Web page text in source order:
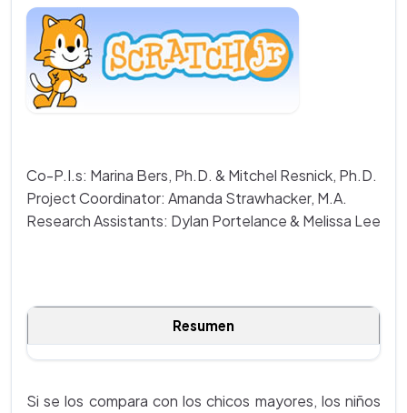
Co-P.I.s: Marina Bers, Ph.D. & Mitchel Resnick, Ph.D.
Project Coordinator: Amanda Strawhacker, M.A.
Research Assistants: Dylan Portelance & Melissa Lee
Resumen
Si se los compara con los chicos mayores, los niños